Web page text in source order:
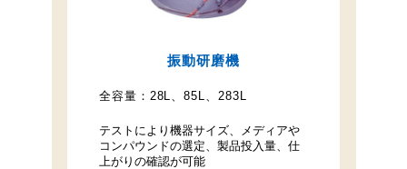
振動研磨機
全容量： 28L、85L、283L
テストにより機器サイズ、メディアや
コンパウンドの選定、製品投入量、仕
上がりの確認が可能